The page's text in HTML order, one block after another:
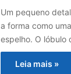
Um pequeno
a forma como
espelho. O lóbulo
Leia mais »